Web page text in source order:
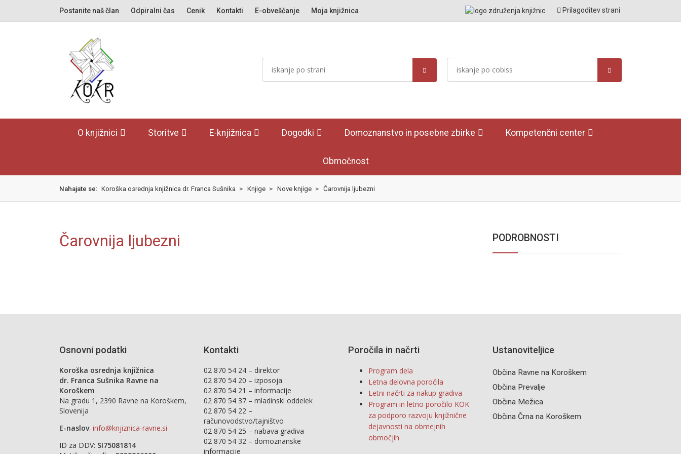
glavno
dostopnosti
Postanite naš član Odpiralni čas Cenik Kontakti E-obveščanje Moja knjižnica Prilagoditev strani
O knjižnici Storitve E-knjižnica Dogodki Domoznanstvo in posebne zbirke Kompetenčni center
Območnost
Nahajate se: Koroška osrednja knjižnica dr. Franca Sušnika > Knjige > Nove knjige > Čarovnija ljubezni
Čarovnija ljubezni PODROBNOSTI
Osnovni podatki
Koroška osrednja knjižnica
dr. Franca Sušnika Ravne na
Koroškem
Na gradu 1, 2390 Ravne na Koroškem,
Slovenija
E-naslov: info@knjiznica-ravne.si
ID za DDV: SI75081814
Kontakti
02 870 54 24 – direktor
02 870 54 20 – izposoja
02 870 54 21 – informacije
02 870 54 37 – mladinski oddelek
02 870 54 22 –
računovodstvo/tajništvo
02 870 54 25 – nabava gradiva
02 870 54 32 – domoznanske
informacije
Poročila in načrti
Program dela
Letna delovna poročila
Letni načrti za nakup gradiva
Program in letno poročilo KOK
za podporo razvoju knjižnične
dejavnosti na obmejnih
območjih
Ustanoviteljice
Občina Ravne na Koroškem
Občina Prevalje
Občina Mežica
Občina Črna na Koroškem